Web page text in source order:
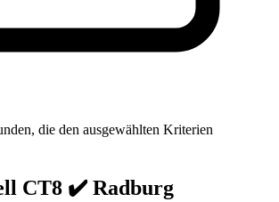
die den ausgewählten Kriterien
CT8 ✔️ Radburg